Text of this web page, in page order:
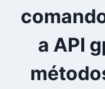
a API